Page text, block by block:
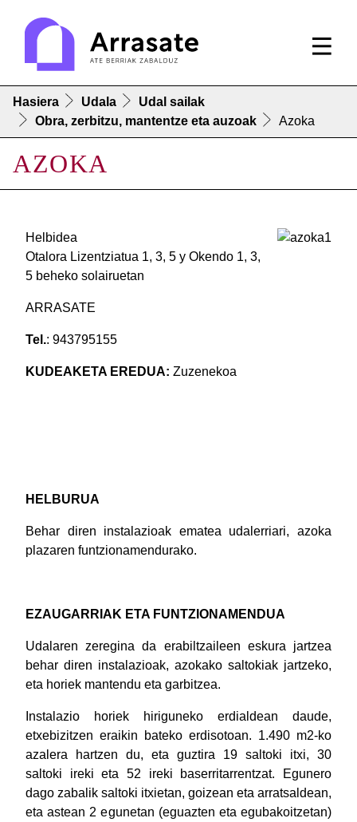
Hasiera Udala
Udal sailak
Obra, zerbitzu, mantentze eta auzoak
Azoka
AZOKA
Helbidea
Otalora Lizentziatua 1, 3, 5 y Okendo 1, 3,
5 beheko solairuetan
ARRASATE
Tel.: 943795155
KUDEAKETA EREDUA: Zuzenekoa
HELBURUA
Behar diren instalazioak ematea udalerriari, azoka
plazaren funtzionamendurako.
EZAUGARRIAK ETA FUNTZIONAMENDUA
Udalaren zeregina da erabiltzaileen eskura jartzea
behar diren instalazioak, azokako saltokiak jartzeko,
eta horiek mantendu eta garbitzea.
Instalazio horiek hiriguneko erdialdean daude,
etxebizitzen eraikin bateko erdisotoan. 1.490 m2-ko
azalera hartzen du, eta guztira 19 saltoki itxi, 30
saltoki ireki eta 52 ireki baserritarrentzat. Egunero
dago zabalik saltoki itxietan, goizean eta arratsaldean,
eta astean 2 egunetan (eguazten eta egubakoitzetan)